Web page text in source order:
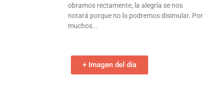
obramos rectamente, la alegría se nos
notará porque no lo podremos disimular. Por
muchos
+ Imagen del día